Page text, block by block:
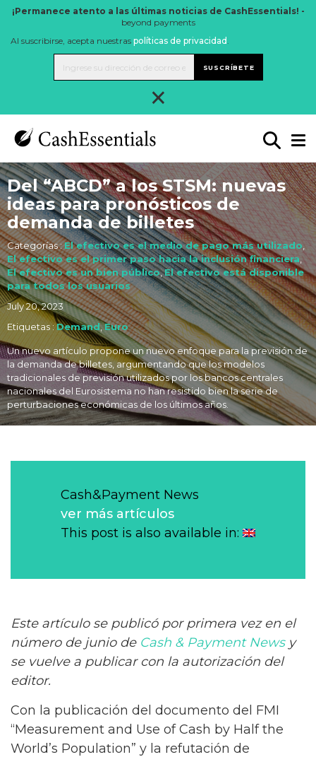
¡Permanece atento a las últimas noticias de CashEssentials! -
beyond payments
Al suscribirse, acepta nuestras políticas de privacidad .
SUSCRÍBETE
×
Del “ABCD” a los STSM: nuevas
ideas para pronósticos de
demanda de billetes
Categorías :El efectivo es el medio de pago más utilizado,
El efectivo es el primer paso hacia la inclusión financiera
El efectivo es un bien público,El efectivo está disponible
para todos los usuarios
July 20, 2023
Etiquetas :Demand,Euro
Un nuevo artículo propone un nuevo enfoque para la previsión de
la demanda de billetes, argumentando que los modelos
tradicionales de previsión utilizados por los bancos centrales
nacionales del Eurosistema no han resistido bien la serie de
perturbaciones económicas de los últimos años.
Cash&Payment News
ver más artículos
This post is also available in:
Este artículo se publicó por primera vez en el
número de junio de Cash & Payment Newsy
se vuelve a publicar con la autorización del
editor.
Con la publicación del documento del FMI
“Measurement and Use of Cash by Half the
World’s Population” y la refutación de